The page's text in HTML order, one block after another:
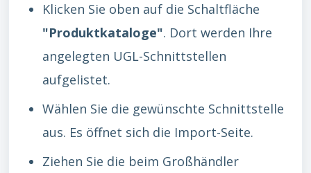
Klicken Sie oben auf die Schaltfläche
"Produktkataloge". Dort werden Ihre
angelegten UGL-Schnittstellen
aufgelistet.
Wählen Sie die gewünschte Schnittstelle
aus. Es öffnet sich die Import-Seite.
Ziehen Sie die beim Großhändler